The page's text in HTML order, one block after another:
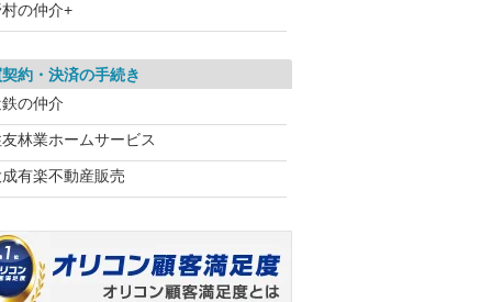
の仲介+
約・決済の手続き
の仲介
林業ホームサービス
有楽不動産販売